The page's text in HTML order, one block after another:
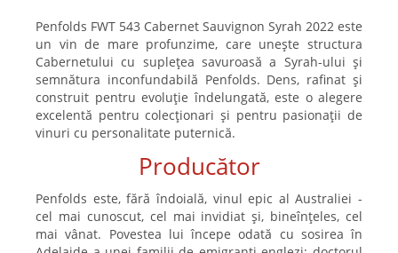
Penfolds FWT 543 Cabernet Sauvignon Syrah 2022 este
un vin de mare profunzime, care unește structura
Cabernetului cu suplețea savuroasă a Syrah-ului și
semnătura inconfundabilă Penfolds. Dens, rafinat și
construit pentru evoluție îndelungată, este o alegere
excelentă pentru colecționari și pentru pasionații de
vinuri cu personalitate puternică.
Producător
Penfolds este, fără îndoială, vinul epic al Australiei -
cel mai cunoscut, cel mai invidiat și, bineînțeles, cel
mai vânat. Povestea lui începe odată cu sosirea în